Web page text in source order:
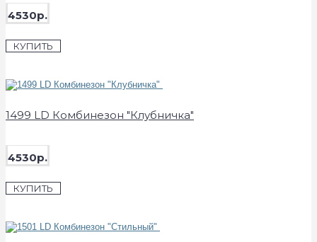
4530р.
КУПИТЬ
1499 LD Комбинезон "Клубничка"
4530р.
КУПИТЬ